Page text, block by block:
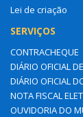
Lei de criação
SERVIÇOS
CONTRACHEQUE
DIÁRIO OFICIAL
DIÁRIO OFICIAL
NOTA FISCAL
OUVIDORIA DO